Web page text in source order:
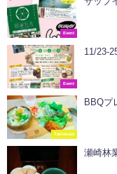
Event
Event
11/23-
Tableware
BBQプ
瀬崎林